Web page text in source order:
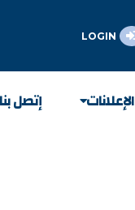
LOGIN
الإعلانات إتصل